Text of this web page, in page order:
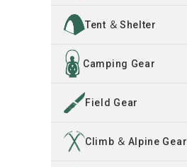
INFORMATION
ACCOUNT MENU
ようこそ ゲスト 様
ログイン
Tent ＆ Shelter
Camping Gear
Field Gear
Climb ＆ Alpine Gear